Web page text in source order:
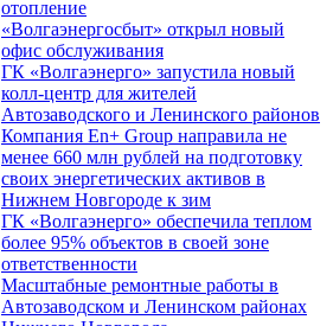
отопление
«Волгаэнергосбыт» открыл новый
офис обслуживания
ГК «Волгаэнерго» запустила новый
колл-центр для жителей
Автозаводского и Ленинского районов
Компания En+ Group направила не
менее 660 млн рублей на подготовку
своих энергетических активов в
Нижнем Новгороде к зим
ГК «Волгаэнерго» обеспечила теплом
более 95% объектов в своей зоне
ответственности
Масштабные ремонтные работы в
Автозаводском и Ленинском районах